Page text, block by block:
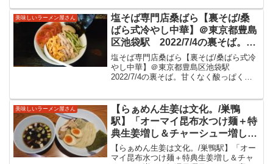
だきました。
んたんが美味しいラーメンをいただきま
した。元祖一...
美味しいラーメン屋さん
塩そば専門店桑ばら【裏そば/桑
ばら式冷やし中華】＠東京都豊島
区池袋駅 2022/7/4の裏そば。甘
くなく酸っぱくない冷やし中華と
告知があり注文。白湯にトマトな
どと言うタレが旨味ふくよかに美
た。
塩そば専門店桑ばら【裏そば/桑ばら式冷
やし中華】＠東京都豊島区池袋駅
2022/7/4の裏そば。甘くなく酸っぱくな
美味しい冷やし中華をいただきました。
塩そば専門店桑ばら池...
美味しいラーメン屋さん
【らぁめん生姜は文化。/巣鴨
駅】「オーマイ昆布水つけ麺＋特
典生姜増し＆チャーシュー増し」
毎週日曜日のリョウ店長の限定メ
ニュー。少し強めでキレがある醤
【らぁめん生姜は文化。/巣鴨駅】「オー
マイ昆布水つけ麺＋特典生姜増し＆チャ